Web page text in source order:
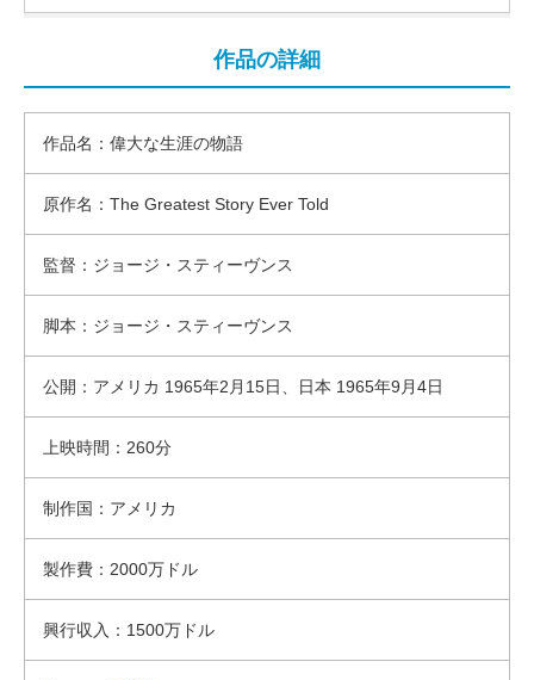
作品の詳細
作品名：偉大な生涯の物語
原作名：The Greatest Story Ever Told
監督：ジョージ・スティーヴンス
脚本：ジョージ・スティーヴンス
公開：アメリカ 1965年2月15日、日本 1965年9月4日
上映時間：260分
制作国：アメリカ
製作費：2000万ドル
興行収入：1500万ドル